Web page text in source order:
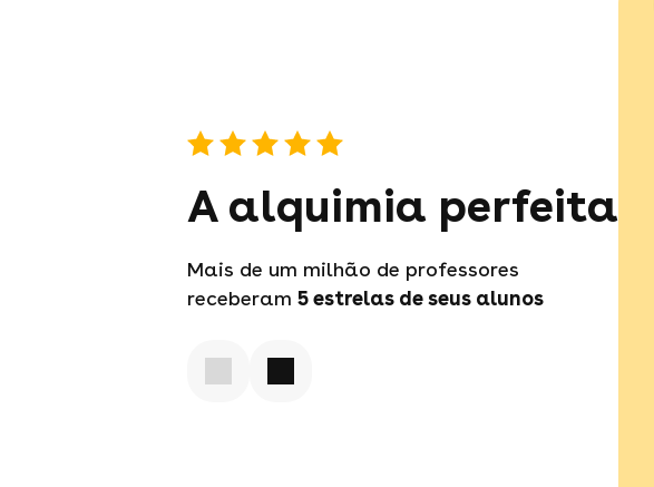
A alquimia perfeita
Mais de um milhão de professores
receberam 5 estrelas de seus alunos